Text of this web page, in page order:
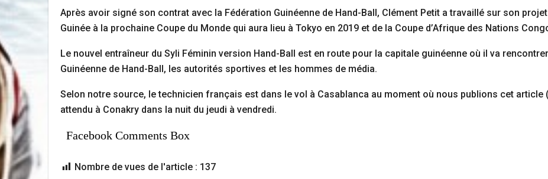
Après avoir signé son contrat avec la Fédération Guinéenne de Hand-Ball, Clément Petit a travaillé sur son
Guinée à la prochaine Coupe du Monde qui aura lieu à Tokyo en 2019 et de la Coupe d’Afrique des Nations
Le nouvel entraîneur du Syli Féminin version Hand-Ball est en route pour la capitale guinéenne où il va
Guinéenne de Hand-Ball, les autorités sportives et les hommes de média.
Selon notre source, le technicien français est dans le vol à Casablanca au moment où nous publions cet article
attendu à Conakry dans la nuit du jeudi à vendredi.
Facebook Comments Box
Nombre de vues de l'article : 137